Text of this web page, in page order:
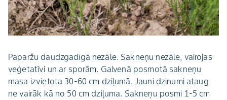
Paparžu daudzgadīgā nezāle. Sakneņu nezāle, vairojas
veģetatīvi un ar sporām. Galvenā posmotā sakneņu
masa izvietota 30-60 cm dziļumā. Jauni dzinumi ataug
ne vairāk kā no 50 cm dziļuma. Sakneņu posmi 1-5 cm